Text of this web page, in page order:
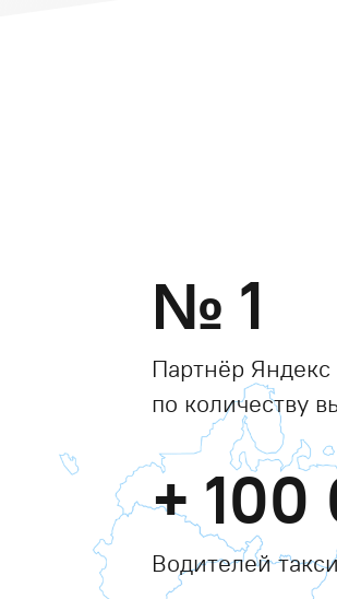
№ 1
Партнёр
по количеству
+100
Водителей